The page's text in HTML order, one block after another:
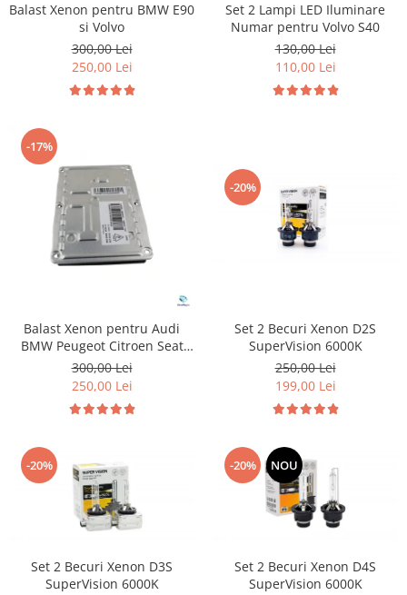
Balast Xenon pentru BMW E90
si Volvo
300,00 Lei
250,00 Lei
Set 2 Lampi LED Iluminare
Numar pentru Volvo S40
130,00 Lei
110,00 Lei
-17%
Balast Xenon pentru Audi
BMW Peugeot Citroen Seat
Volkswagen Volvo Renault
300,00 Lei
250,00 Lei
-20%
Set 2 Becuri Xenon D2S
SuperVision 6000K
250,00 Lei
199,00 Lei
-20%
Set 2 Becuri Xenon D3S
SuperVision 6000K
-20% NOU
Set 2 Becuri Xenon D4S
SuperVision 6000K